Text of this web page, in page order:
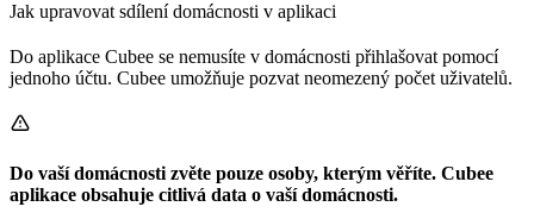
Jak upravovat sdílení domácnosti v aplikaci
Do aplikace Cubee se nemusíte v domácnosti přihlašovat pomocí
jednoho účtu. Cubee umožňuje pozvat neomezený počet uživatelů.
Do vaší domácnosti zvěte pouze osoby, kterým věříte. Cubee
aplikace obsahuje citlivá data o vaší domácnosti.